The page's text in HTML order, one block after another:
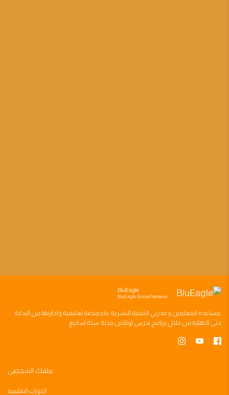
BluEagle
BluEagle Social Network
مساعده المعلمين ومدربي التنميه البشريه بناءمنصه تعليميه وادارتها من البدايه
حتى النهايه من خلال برنامج تدريبي اونلاين مدته سته اسابيع
ملفك الشخصي
الدورات التعليمية